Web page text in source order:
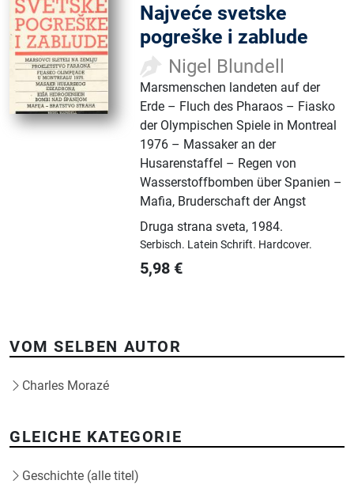
Najveće svetske
pogreške i zablude
Nigel Blundell
Marsmenschen landeten auf der
Erde – Fluch des Pharaos – Fiasko
der Olympischen Spiele in Montreal
1976 – Massaker an der
Husarenstaffel – Regen von
Wasserstoffbomben über Spanien –
Mafia, Bruderschaft der Angst
Druga strana sveta, 1984.
Serbisch. Latein Schrift. Hardcover.
5,98 €
VOM SELBEN AUTOR
Charles Morazé
GLEICHE KATEGORIE
Geschichte (alle titel)